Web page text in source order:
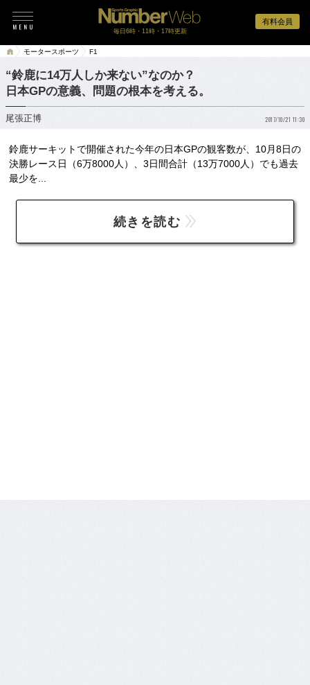
有料会員
毎日6時・11時・17時更新
モータースポーツ F1
“鈴鹿に14万人しか来ない”なのか？
日本GPの意義、問題の根本を考える。
尾張正博 2017/10/21 11:30
鈴鹿サーキットで開催された今年の日本GPの観客数が、10月8日の
決勝レース日（6万8000人）、3日間合計（13万7000人）でも過去
最少を...
続きを読む